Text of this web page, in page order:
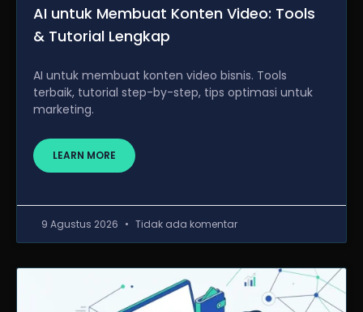
AI untuk Membuat Konten Video: Tools
& Tutorial Lengkap
AI untuk membuat konten video bisnis. Tools
terbaik, tutorial step-by-step, tips optimasi untuk
marketing.
LEARN MORE
9 Agustus 2026 Tidak ada komentar